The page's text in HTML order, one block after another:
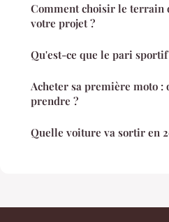
Comment choisir le terrain
votre projet ?
Qu'est-ce que le pari
Acheter sa première moto
prendre ?
Quelle voiture va sortir en